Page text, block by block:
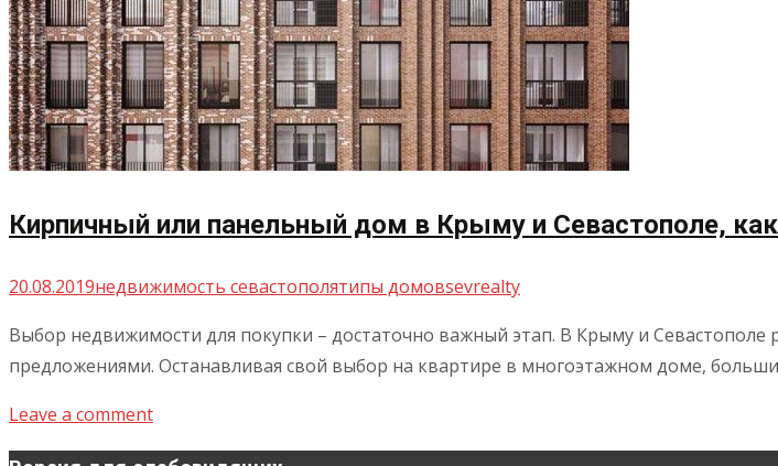
Кирпичный или панельный дом в Крыму и Севастополе,
20.08.2019недвижимость севастополятипы домовsevrealty
Выбор недвижимости для покупки – достаточно важный этап. В Крыму и
предложениями. Останавливая свой выбор на квартире в многоэтажном доме,
Leave a comment